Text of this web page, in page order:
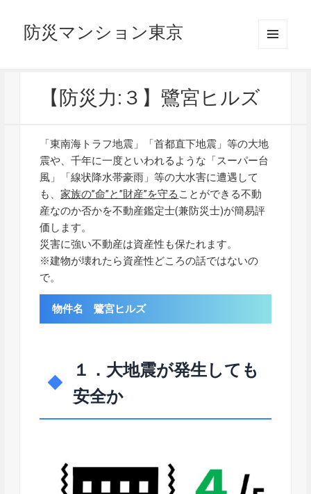
防災マンション東京
【防災力:３】鷺宮ヒルズ
「東南海トラフ地震」「首都直下地震」等の大地
震や、千年に一度といわれるような「スーパー台
風」「線状降水帯豪雨」等の大水害に遭遇して
も、家族の”命”と”財産”を守る ことができる不動
産なのか否かを不動産鑑定士(兼防災士)が簡易評
価します。
災害に強い不動産は資産性も保たれます。
※建物が壊れたら資産性どころの話ではないの
で。
物件名 鷺宮ヒルズ
１．大地震が発生しても
安全か